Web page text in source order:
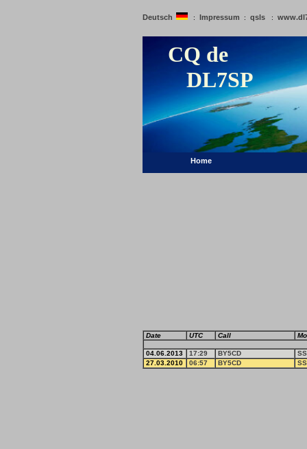
Deutsch : Impressum : qsls :
CQ de
DL7SP
Home
Date UTC Call
04.06.2013 17:29 BY5CD
27.03.2010
06:57 BY5CD